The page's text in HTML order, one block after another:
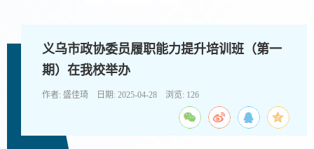
义乌市政协委员履职能力提升培训班（第一
期）在我校举办
作者: 盛佳琦 日期: 2025-04-28 浏览: 126